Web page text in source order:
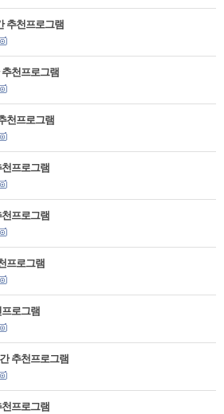
추천프로그램
추천프로그램
천프로그램
프로그램
프로그램
프로그램
로그램
추천프로그램
프로그램